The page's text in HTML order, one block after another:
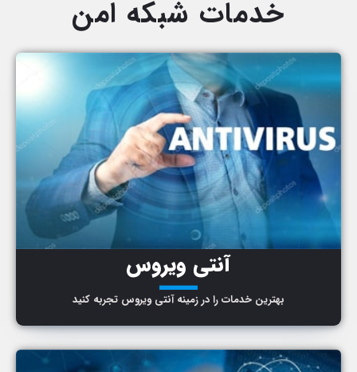
خدمات شبکه امن
آنتی ویروس
ـــ
بهترین خدمات را در زمینه آنتی ویروس تجربه کنید